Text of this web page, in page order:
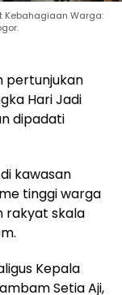
Kebahagiaan Warga:
pertunjukan
Hari Jadi
dipadati
kawasan
tinggi warga
rakyat skala
Kepala
Setia Aji,